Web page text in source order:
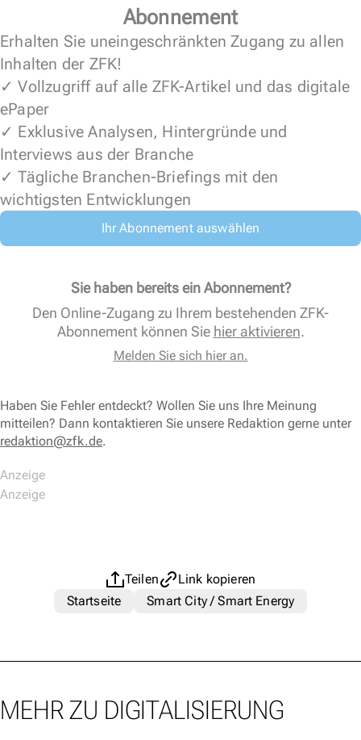
Abonnement
Erhalten Sie uneingeschränkten Zugang zu allen
Inhalten der ZFK!
✓ Vollzugriff auf alle ZFK-Artikel und das digitale
ePaper
✓ Exklusive Analysen, Hintergründe und
Interviews aus der Branche
✓ Tägliche Branchen-Briefings mit den
wichtigsten Entwicklungen
Ihr Abonnement auswählen
Sie haben bereits ein Abonnement?
Den Online-Zugang zu Ihrem bestehenden ZFK-
Abonnement können Sie hier aktivieren.
Melden Sie sich hier an.
Haben Sie Fehler entdeckt? Wollen Sie uns Ihre Meinung
mitteilen? Dann kontaktieren Sie unsere Redaktion gerne unter
redaktion@zfk.de.
Teilen
Link kopieren
Startseite
Smart City / Smart Energy
MEHR ZU DIGITALISIERUNG